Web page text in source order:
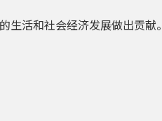
生活和社会经济发展做出贡献